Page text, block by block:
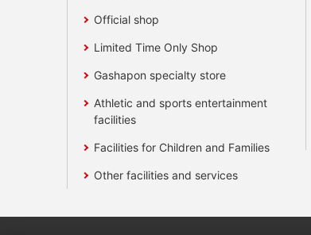
Official shop
Limited Time Only Shop
Gashapon specialty store
Athletic and sports entertainment
facilities
Facilities for Children and Families
Other facilities and services